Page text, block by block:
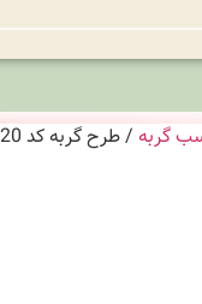
گربه / طرح گربه کد 20